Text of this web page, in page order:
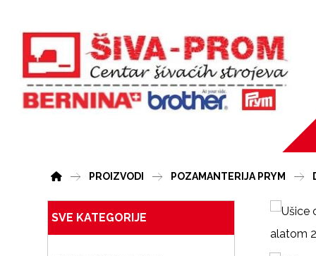
PROIZVODI POZAMANTERIJA PRYM
SVE KATEGORIJE